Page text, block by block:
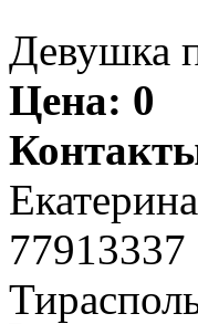
Девушка
Цена: 0
Екатерина
77913337